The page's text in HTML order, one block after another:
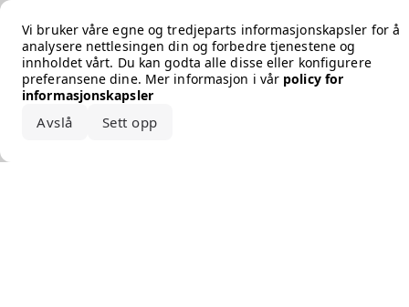
Vi bruker våre egne og tredjeparts informasjonskapsler for å
analysere nettlesingen din og forbedre tjenestene og
innholdet vårt. Du kan godta alle disse eller konfigurere
preferansene dine. Mer informasjon i vår policy for
informasjonskapsler
Avslå Sett opp
Error loading the brand